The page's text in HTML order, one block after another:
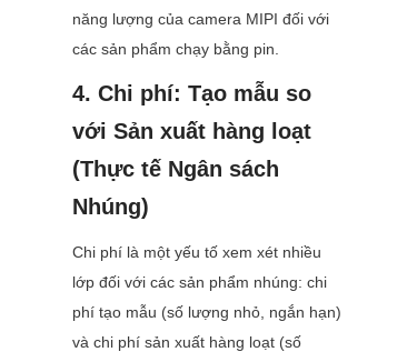
năng lượng của camera MIPI đối với
các sản phẩm chạy bằng pin.
4. Chi phí: Tạo mẫu so
với Sản xuất hàng loạt
(Thực tế Ngân sách
Nhúng)
Chi phí là một yếu tố xem xét nhiều
lớp đối với các sản phẩm nhúng: chi
phí tạo mẫu (số lượng nhỏ, ngắn hạn)
và chi phí sản xuất hàng loạt (số